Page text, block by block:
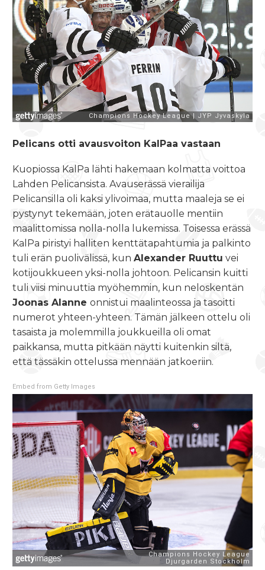
Pelicans otti avausvoiton KalPaa vastaan
Kuopiossa KalPa lähti hakemaan kolmatta voittoa
Lahden Pelicansista. Avauserässä vierailija
Pelicansilla oli kaksi ylivoimaa, mutta maaleja se ei
pystynyt tekemään, joten erätauolle mentiin
maalittomissa nolla-nolla lukemissa. Toisessa erässä
KalPa piristyi halliten kenttätapahtumia ja palkinto
tuli erän puolivälissä, kun Alexander Ruuttu vei
kotijoukkueen yksi-nolla johtoon. Pelicansin kuitti
tuli viisi minuuttia myöhemmin, kun neloskentän
Joonas Alanne onnistui maalinteossa ja tasoitti
numerot yhteen-yhteen. Tämän jälkeen ottelu oli
tasaista ja molemmilla joukkueilla oli omat
paikkansa, mutta pitkään näytti kuitenkin siltä,
että tässäkin ottelussa mennään jatkoeriin.
Embed from Getty Images